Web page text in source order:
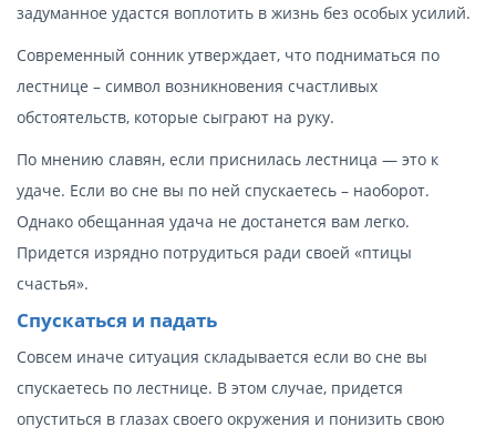
задуманное удастся воплотить в жизнь без особых усилий.
Современный сонник утверждает, что подниматься по
лестнице – символ возникновения счастливых
обстоятельств, которые сыграют на руку.
По мнению славян, если приснилась лестница — это к
удаче. Если во сне вы по ней спускаетесь – наоборот.
Однако обещанная удача не достанется вам легко.
Придется изрядно потрудиться ради своей «птицы
счастья».
Спускаться и падать
Совсем иначе ситуация складывается если во сне вы
спускаетесь по лестнице. В этом случае, придется
опуститься в глазах своего окружения и понизить свою